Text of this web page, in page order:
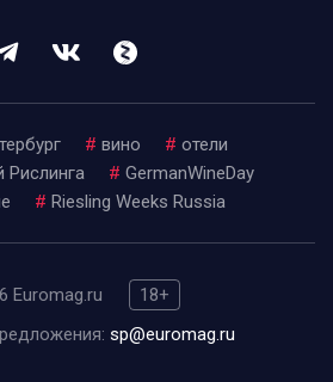
# вино # отели
Рислинга # GermanWineDay
# Riesling Weeks Russia
Euromag.ru
18+
sp@euromag.ru